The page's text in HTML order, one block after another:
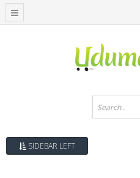
SIDEBAR LEFT